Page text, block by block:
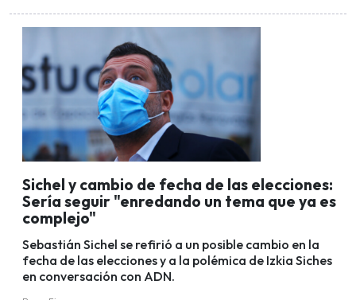
Sichel y cambio de fecha de las elecciones:
Sería seguir "enredando un tema que ya es
complejo"
Sebastián Sichel se refirió a un posible cambio en la
fecha de las elecciones y a la polémica de Izkia Siches
en conversación con ADN.